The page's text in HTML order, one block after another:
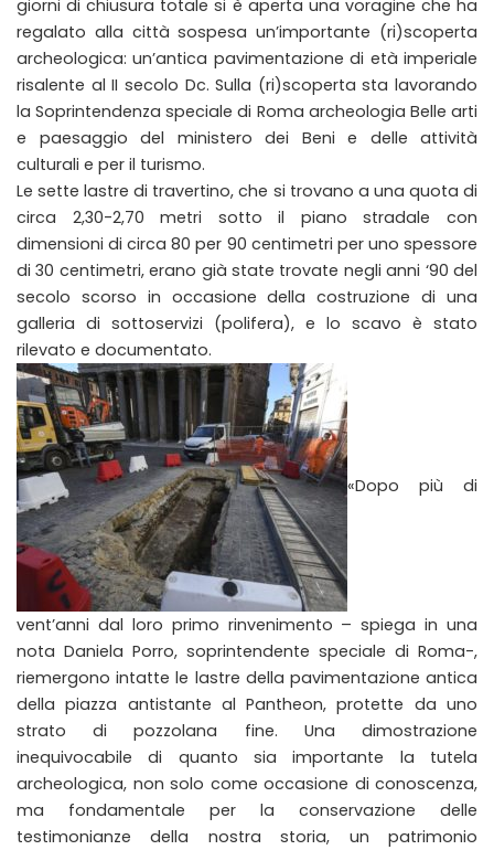
giorni di chiusura totale si è aperta una voragine che ha
regalato alla città sospesa un’importante (ri)scoperta
archeologica: un’antica pavimentazione di età imperiale
risalente al II secolo Dc. Sulla (ri)scoperta sta lavorando
la Soprintendenza speciale di Roma archeologia Belle arti
e paesaggio del ministero dei Beni e delle attività
culturali e per il turismo.
Le sette lastre di travertino, che si trovano a una quota di
circa 2,30-2,70 metri sotto il piano stradale con
dimensioni di circa 80 per 90 centimetri per uno spessore
di 30 centimetri, erano già state trovate negli anni ‘90 del
secolo scorso in occasione della costruzione di una
galleria di sottoservizi (polifera), e lo scavo è stato
rilevato e documentato.
«Dopo più di
vent’anni dal loro primo rinvenimento – spiega in una
nota Daniela Porro, soprintendente speciale di Roma-,
riemergono intatte le lastre della pavimentazione antica
della piazza antistante al Pantheon, protette da uno
strato di pozzolana fine. Una dimostrazione
inequivocabile di quanto sia importante la tutela
archeologica, non solo come occasione di conoscenza,
ma fondamentale per la conservazione delle
testimonianze della nostra storia, un patrimonio